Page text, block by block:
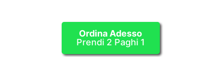
Ordina Adesso
Prendi 2 Paghi 1